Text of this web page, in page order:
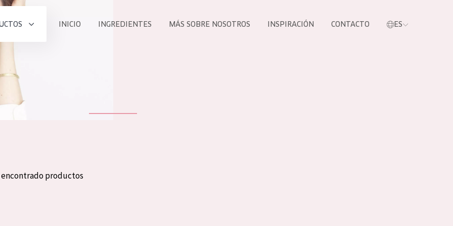
INICIO INGREDIENTES MÁS SOBRE NOSOTROS INSPIRACIÓN CONTACTO ES
encontrado productos